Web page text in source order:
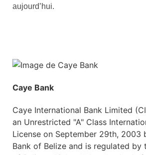
aujourd’hui.
Caye Bank
Caye International Bank Limited
an Unrestricted "A" Class
License on September 29th, 2003
Bank of Belize and is regulated by